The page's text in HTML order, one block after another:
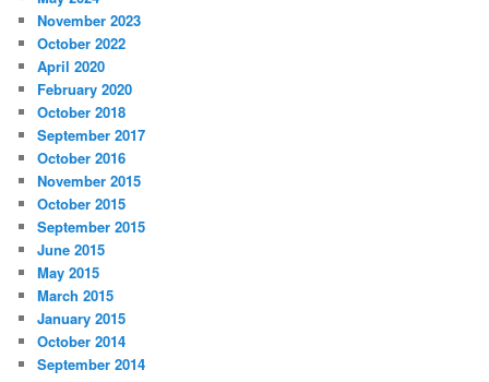
November 2023
October 2022
April 2020
February 2020
October 2018
September 2017
October 2016
November 2015
October 2015
September 2015
June 2015
May 2015
March 2015
January 2015
October 2014
September 2014